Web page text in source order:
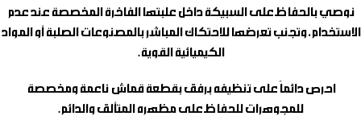
نوصي بالحفاظ على السبيكة داخل علبتها الفاخرة المخصصة عند عدم
الاستخدام، وتجنب تعرضها للاحتكاك المباشر بالمصنوعات الصلبة أو المواد
الكيميائية القوية.
احرص دائماً على تنظيفه برفق بقطعة قماش ناعمة ومخصصة
للمجوهرات للحفاظ على مظهره المتألق والدائم.